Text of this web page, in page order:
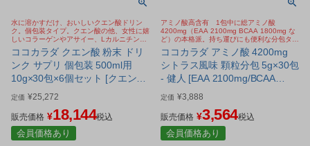
水に溶かすだけ、おいしいクエン酸ドリン
ク。個包装タイプ。クエン酸の他、女性に嬉
しいコラーゲンやアサイー、Lカルニチンな
どを配合。今SNSで話題のクエン酸 ババア
の粉
ココカラダ クエン酸 粉末 ドリ
ンク サプリ 個包装 500ml用
10g×30包×6個セット [クエン酸
飲料/水に溶かす]
定価 ¥25,272
販売価格 ¥18,144税込
会員価格あり
アミノ酸高含有 1包中に総アミノ酸
4200mg（EAA 2100mg BCAA 1800mg な
ど）の本格派。持ち運びにも便利な分包タイ
プの「アミノ酸」顆粒サプリ。シトラス風味
で飲みやすい。
ココカラダ アミノ酸 4200mg
シトラス風味 顆粒分包 5g×30包
- 健人 [EAA 2100mg/BCAA
1800mg] ※ネコポス対応商品
定価 ¥3,888
販売価格 ¥3,564税込
会員価格あり